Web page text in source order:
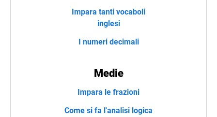
Impara tanti vocaboli
inglesi
I numeri decimali
Medie
Impara le frazioni
Come si fa l'analisi logica